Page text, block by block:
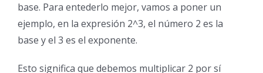
base. Para entederlo mejor, vamos a poner un
ejemplo, en la expresión 2^3, el número 2 es la
base y el 3 es el exponente.
Esto significa que debemos multiplicar 2 por sí